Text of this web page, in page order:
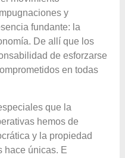
y
fundante: la
De allí que los
de esforzarse
en todas
que la
hemos de
y la propiedad
hace únicas. E